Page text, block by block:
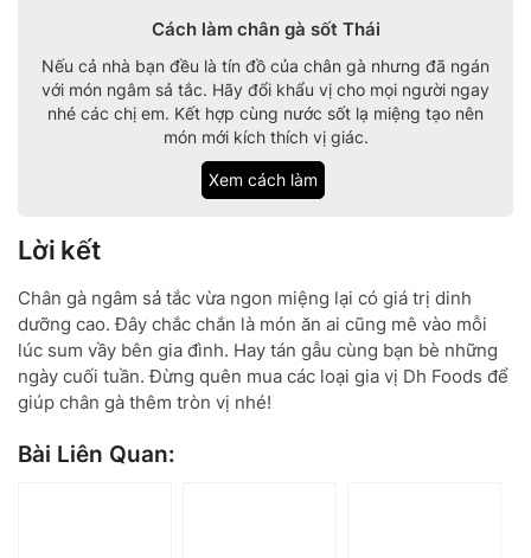
Cách làm chân gà sốt Thái
Nếu cả nhà bạn đều là tín đồ của chân gà nhưng đã ngán
với món ngâm sả tắc. Hãy đổi khẩu vị cho mọi người ngay
nhé các chị em. Kết hợp cùng nước sốt lạ miệng tạo nên
món mới kích thích vị giác.
Xem cách làm
Lời kết
Chân gà ngâm sả tắc vừa ngon miệng lại có giá trị dinh
dưỡng cao. Đây chắc chắn là món ăn ai cũng mê vào mỗi
lúc sum vầy bên gia đình. Hay tán gẫu cùng bạn bè những
ngày cuối tuần. Đừng quên mua các loại gia vị Dh Foods để
giúp chân gà thêm tròn vị nhé!
Bài Liên Quan: